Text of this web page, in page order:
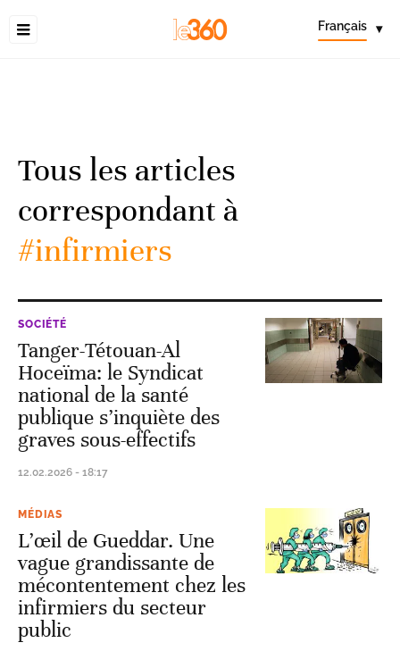
Français ▾
Tous les articles
correspondant à
#infirmiers
SOCIÉTÉ
Tanger-Tétouan-Al
Hoceïma: le Syndicat
national de la santé
publique s’inquiète des
graves sous-effectifs
12.02.2026 - 18:17
MÉDIAS
L’œil de Gueddar. Une
vague grandissante de
mécontentement chez les
infirmiers du secteur
public